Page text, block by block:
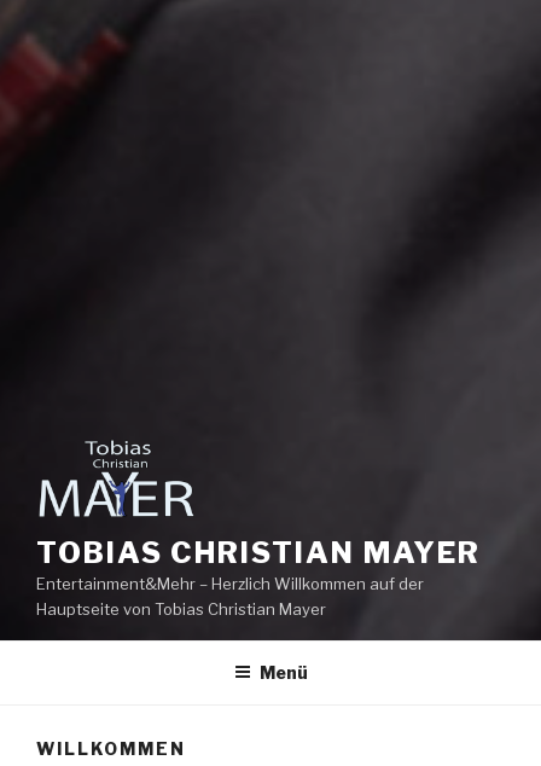
TOBIAS CHRISTIAN MAYER
Entertainment&Mehr – Herzlich Willkommen auf der
Hauptseite von Tobias Christian Mayer
Menü
WILLKOMMEN